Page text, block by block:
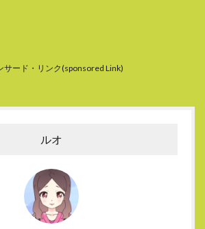
サード・リンク(sponsored Link)
ルオ